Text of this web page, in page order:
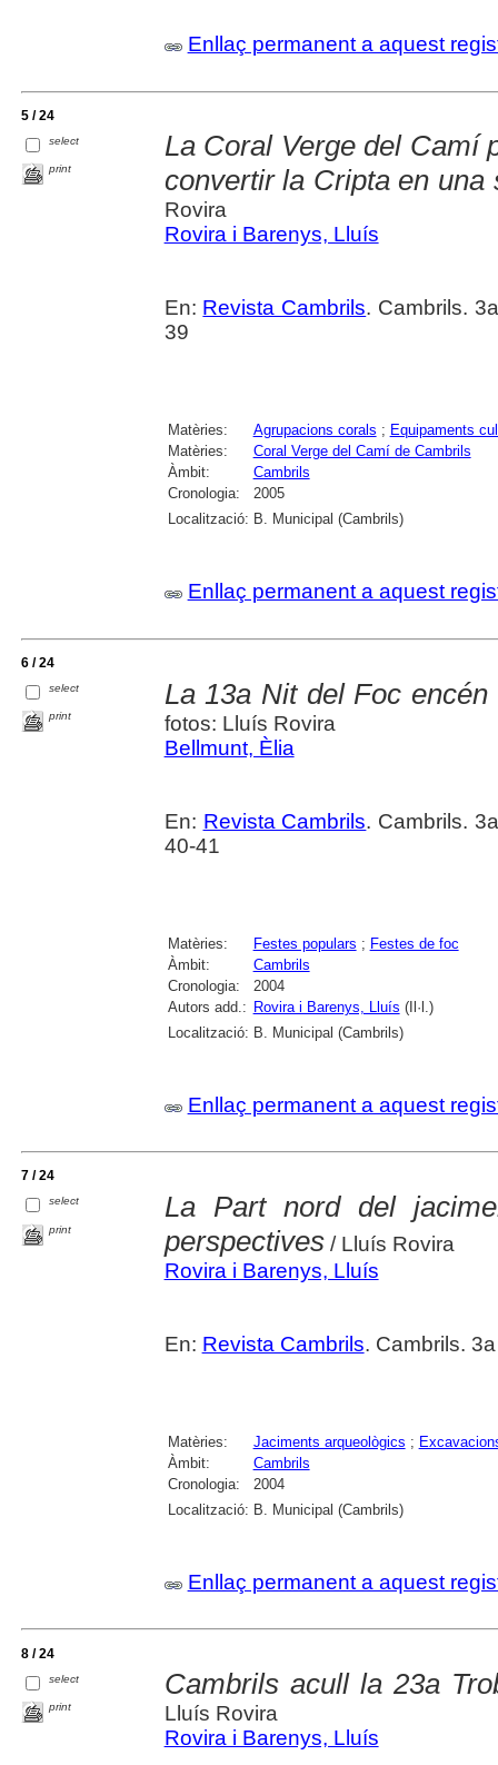
Enllaç permanent a aquest
5 / 24
select
print
La Coral Verge del Camí
convertir la Cripta en una
Rovira
Rovira i Barenys, Lluís
En: Revista Cambrils. Cambrils.
39
Matèries: Agrupacions corals ; Equipaments
Matèries:
Coral Verge del Camí de Cambrils
Àmbit:
Cambrils
Cronologia:
2005
Localització: B. Municipal (Cambrils)
Enllaç permanent a aquest
6 / 24
select
print
La 13a Nit del Foc
fotos: Lluís Rovira
Bellmunt, Èlia
En: Revista Cambrils. Cambrils.
40-41
Matèries: Festes populars ; Festes de foc
Àmbit:
Cambrils
Cronologia:
2004
Autors add.: Rovira i Barenys, Lluís (Il·l.)
Localització: B. Municipal (Cambrils)
Enllaç permanent a aquest
7 / 24
select
print
La Part nord del
perspectives/ Lluís Rovira
Rovira i Barenys, Lluís
En: Revista Cambrils. Cambrils.
Matèries: Jaciments arqueològics ;
Àmbit:
Cambrils
Cronologia:
2004
Localització: B. Municipal (Cambrils)
Enllaç permanent a aquest
8 / 24
select
print
Cambrils acull la 23a
Lluís Rovira
Rovira i Barenys, Lluís